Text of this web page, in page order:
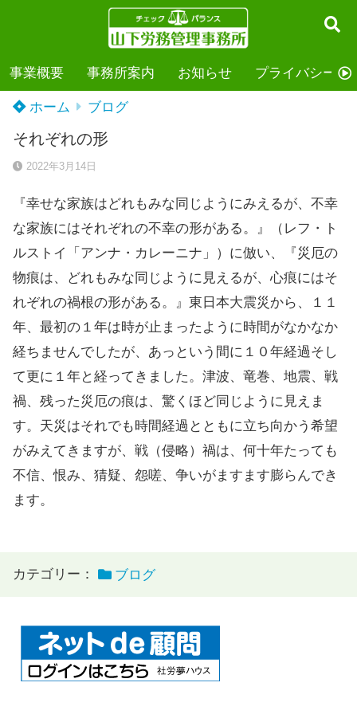
事業概要 事務所案内 お知らせ プライバシーポ
ホーム ブログ
それぞれの形
2022年3月14日
『幸せな家族はどれもみな同じようにみえるが、不幸
な家族にはそれぞれの不幸の形がある。』（レフ・ト
ルストイ「アンナ・カレーニナ」）に倣い、『災厄の
物痕は、どれもみな同じように見えるが、心痕にはそ
れぞれの禍根の形がある。』東日本大震災から、１１
年、最初の１年は時が止まったように時間がなかなか
経ちませんでしたが、あっという間に１０年経過そし
て更に１年と経ってきました。津波、竜巻、地震、戦
禍、残った災厄の痕は、驚くほど同じように見えま
す。天災はそれでも時間経過とともに立ち向かう希望
がみえてきますが、戦（侵略）禍は、何十年たっても
不信、恨み、猜疑、怨嗟、争いがますます膨らんでき
ます。
カテゴリー： ブログ